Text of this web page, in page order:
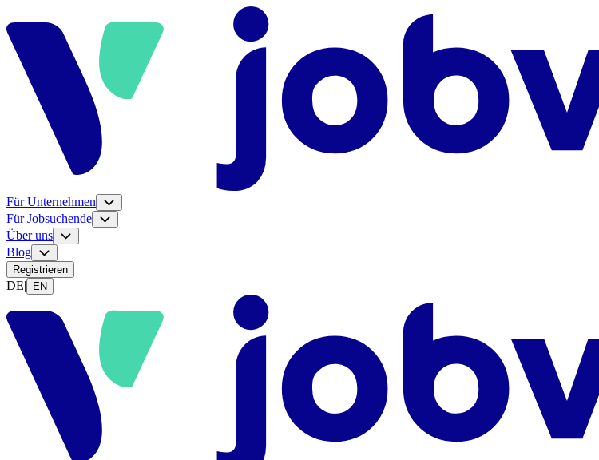
Für Unternehmen
Für Jobsuchende
Über uns
Blog
Registrieren
DE| EN